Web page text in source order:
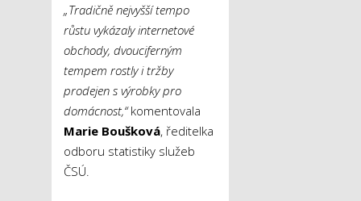
„Tradičně nejvyšší tempo
růstu vykázaly internetové
obchody, dvouciferným
tempem rostly i tržby
prodejen s výrobky pro
domácnost,“komentovala
Marie Boušková, ředitelka
odboru statistiky služeb
ČSÚ.